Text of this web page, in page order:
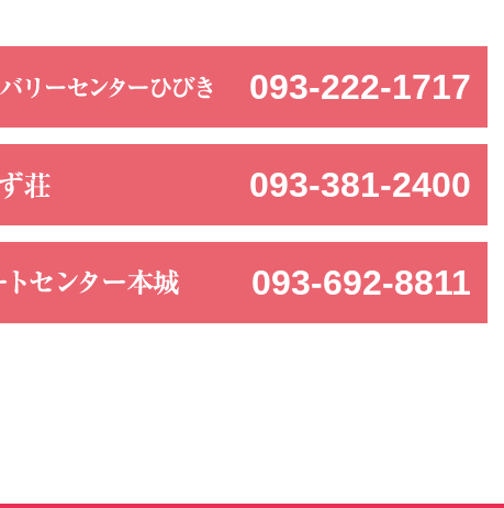
093-222-1717
093-381-2400
093-692-8811